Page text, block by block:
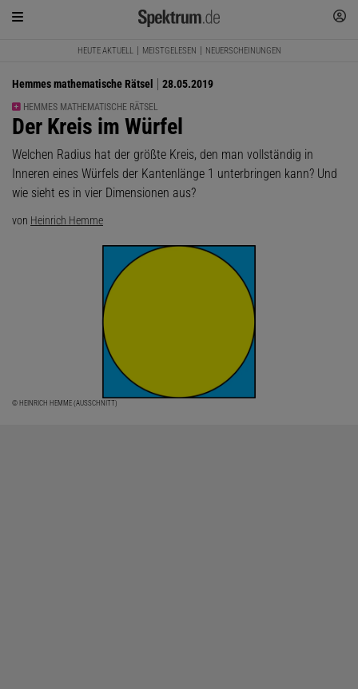
HEUTE AKTUELL MEISTGELESEN NEUERSCHEINUNGEN
Hemmes mathematische Rätsel 28.05.2019
HEMMES MATHEMATISCHE RÄTSEL
:
Der Kreis im Würfel
Welchen Radius hat der größte Kreis, den man vollständig in
Inneren eines Würfels der Kantenlänge 1 unterbringen kann? Und
wie sieht es in vier Dimensionen aus?
von Heinrich Hemme
© HEINRICH HEMME (AUSSCHNITT)